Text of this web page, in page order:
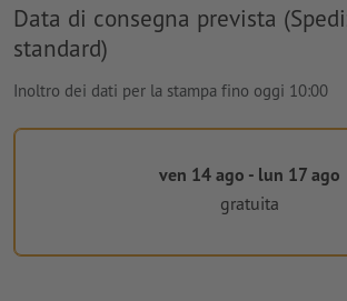
Data di consegna prevista
standard)
Inoltro dei dati per la stampa fino oggi 10:00
ven 14 ago - lun 17 ago
gratuita